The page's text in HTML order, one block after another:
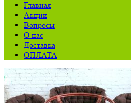
Главная
Акции
Вопросы
О нас
Доставка
ОПЛАТА